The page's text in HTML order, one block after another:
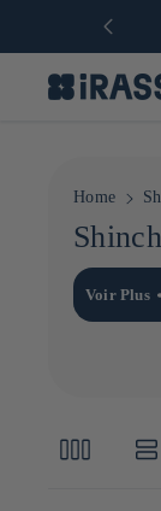
Home
C
o
l
t
Le
printanier.
Voir Plus